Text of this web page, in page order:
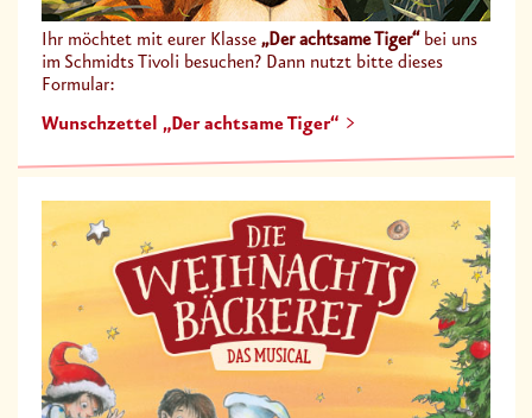
Ihr möchtet mit eurer Klasse „Der achtsame Tiger“ bei uns
im Schmidts Tivoli besuchen? Dann nutzt bitte dieses
Formular:
Wunschzettel „Der achtsame Tiger“